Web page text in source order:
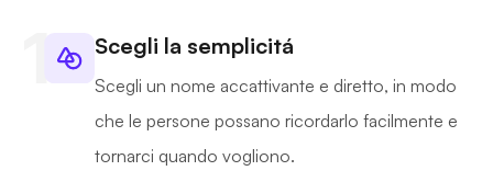
Scegli la semplicitá
Scegli un nome accattivante e diretto, in modo
che le persone possano ricordarlo facilmente e
tornarci quando vogliono.